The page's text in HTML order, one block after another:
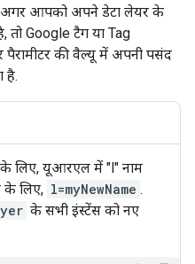
अगर आपको अपने डेटा लेयर के
तो Google टैग या Tag
पैरामीटर की वैल्यू में अपनी पसंद
है.
के लिए, यूआरएल में "l" नाम
के लिए, l=myNewName .
के सभी इंस्टेंस को नए